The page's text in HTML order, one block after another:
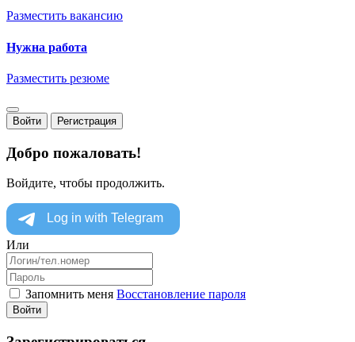
Разместить вакансию
Нужна работа
Разместить резюме
Войти Регистрация
Добро пожаловать!
Войдите, чтобы продолжить.
Или
Запомнить меня Восстановление пароля
Войти